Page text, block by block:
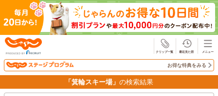
お得な特典をみる
「箕輪スキー場」 の検索結果